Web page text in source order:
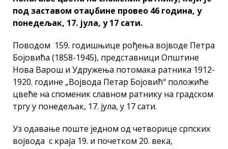
под заставом отаџбине провео 46 година, у
понедељак, 17. јула, у 17 сати.
Поводом 159. годишњице рођења војводе Петра
Бојовића (1858-1945), представници Општине
Нова Варош и Удружења потомака ратника 1912-
1920. године „Војвода Петар Бојовић“ положиће
цвеће на споменик славном ратнику на градском
тргу у понедељак, 17. јула, у 17 сати.
Уз одавање поште једном од четворице српских
војвода с краја 19. и почетком 20. века,